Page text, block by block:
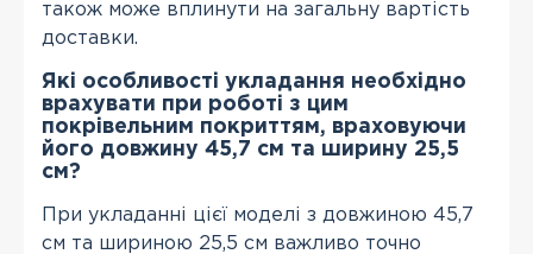
також може вплинути на загальну вартість
доставки.
Які особливості укладання необхідно
врахувати при роботі з цим
покрівельним покриттям, враховуючи
його довжину 45,7 см та ширину 25,5
см?
При укладанні цієї моделі з довжиною 45,7
см та шириною 25,5 см важливо точно